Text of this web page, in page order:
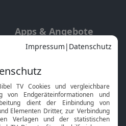
Apps & Angebote
Mobile App
Smart TV
HbbTV
Bibelthek Online-Bibel